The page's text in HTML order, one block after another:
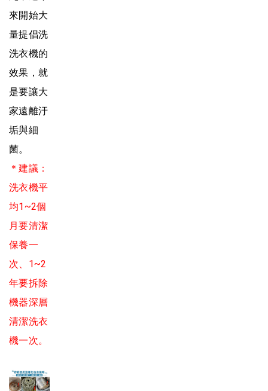
來開始大
量提倡洗
洗衣機的
效果，就
是要讓大
家遠離汙
垢與細
菌。
＊建議：
洗衣機平
均1~2個
月要清潔
保養一
次、1~2
年要拆除
機器深層
清潔洗衣
機一次。